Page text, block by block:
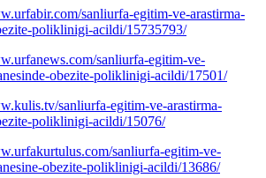
sanliurfa-egitim-ve-arastirma-
poliklinigi-acildi/15735793/
sanliurfa-egitim-ve-
obezite-poliklinigi-acildi/17501/
sanliurfa-egitim-ve-arastirma-
poliklinigi-acildi/15076/
sanliurfa-egitim-ve-
obezite-poliklinigi-acildi/13686/